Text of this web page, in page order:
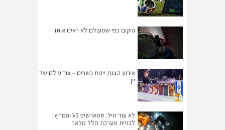
היקום כפי שמעולם לא ראינו אותו
אירוע הצגת יינות כשרים – צור עולם של
יין
לא עוד טיל: סטארשיפ V3 והמרוץ
לבניית מערכת חלל מלאה